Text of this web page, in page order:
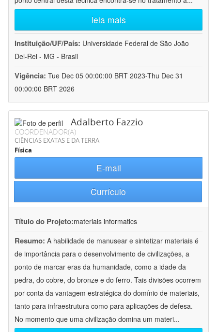
leia mais
Instituição/UF/País: Universidade Federal de São João
Del-Rei - MG - Brasil
Vigência: Tue Dec 05 00:00:00 BRT 2023-Thu Dec 31
00:00:00 BRT 2026
Adalberto Fazzio
COORDENADOR(A)
CIÊNCIAS EXATAS E DA TERRA
Física
E-mail
Currículo
Título do Projeto:materials informatics
Resumo: A habilidade de manusear e sintetizar materiais é
de importância para o desenvolvimento de civilizações, a
ponto de marcar eras da humanidade, como a idade da
pedra, do cobre, do bronze e do ferro. Tais divisões ocorrem
por conta da vantagem estratégica do domínio de materiais,
tanto para infraestrutura como para aplicações de defesa.
No momento que uma civilização domina um materi...